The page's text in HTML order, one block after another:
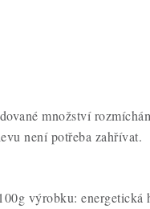
množství
není potřeba zahřívat.
výrobku: